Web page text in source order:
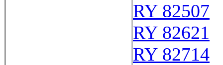
RY 82507
RY 82621
RY 82714